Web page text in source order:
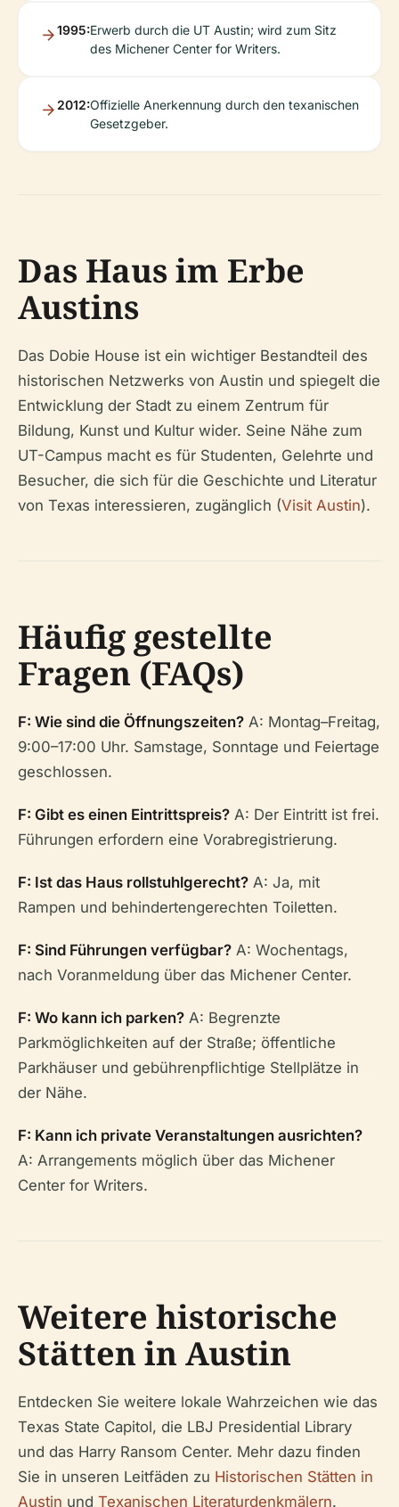
1995:Erwerb durch die UT Austin; wird zum Sitz
des Michener Center for Writers.
2012:Offizielle Anerkennung durch den texanischen
Gesetzgeber.
Das Haus im Erbe
Austins
Das Dobie House ist ein wichtiger Bestandteil des
historischen Netzwerks von Austin und spiegelt die
Entwicklung der Stadt zu einem Zentrum für
Bildung, Kunst und Kultur wider. Seine Nähe zum
UT-Campus macht es für Studenten, Gelehrte und
Besucher, die sich für die Geschichte und Literatur
von Texas interessieren, zugänglich (Visit Austin).
Häufig gestellte
Fragen (FAQs)
F: Wie sind die Öffnungszeiten? A: Montag–Freitag,
9:00–17:00 Uhr. Samstage, Sonntage und Feiertage
geschlossen.
F: Gibt es einen Eintrittspreis? A: Der Eintritt ist frei.
Führungen erfordern eine Vorabregistrierung.
F: Ist das Haus rollstuhlgerecht? A: Ja, mit
Rampen und behindertengerechten Toiletten.
F: Sind Führungen verfügbar? A: Wochentags,
nach Voranmeldung über das Michener Center.
F: Wo kann ich parken? A: Begrenzte
Parkmöglichkeiten auf der Straße; öffentliche
Parkhäuser und gebührenpflichtige Stellplätze in
der Nähe.
F: Kann ich private Veranstaltungen ausrichten?
A: Arrangements möglich über das Michener
Center for Writers.
Weitere historische
Stätten in Austin
Entdecken Sie weitere lokale Wahrzeichen wie das
Texas State Capitol, die LBJ Presidential Library
und das Harry Ransom Center. Mehr dazu finden
Sie in unseren Leitfäden zu Historischen Stätten in
Austin und Texanischen Literaturdenkmälern.